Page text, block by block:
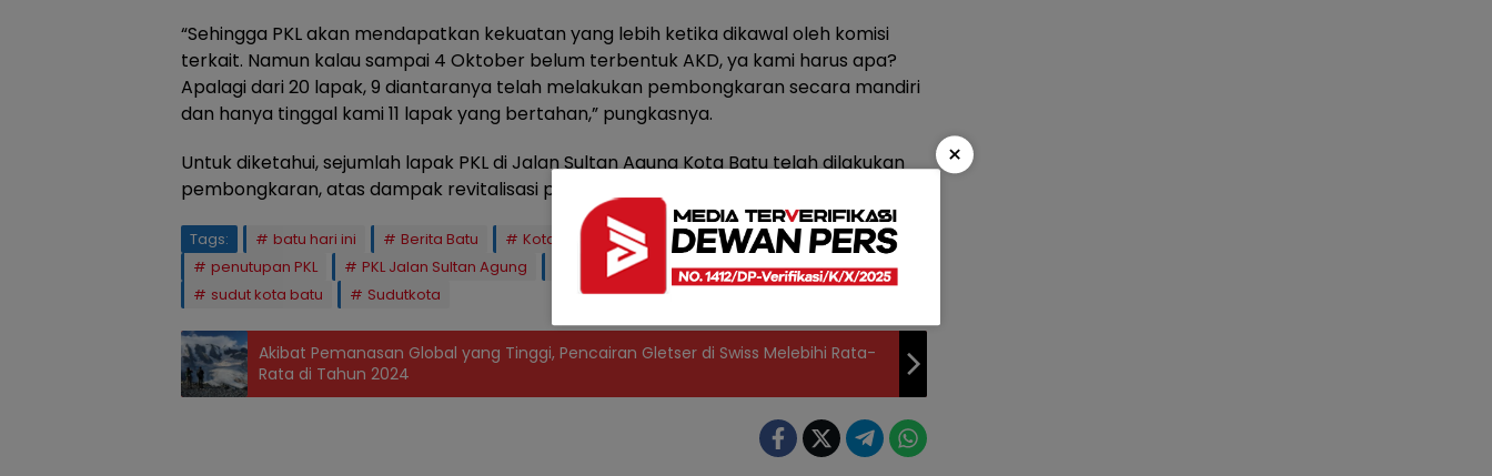
“Sehingga PKL akan mendapatkan kekuatan yang lebih ketika dikawal oleh komisi
terkait. Namun kalau sampai 4 Oktober belum terbentuk AKD, ya kami harus apa?
Apalagi dari 20 lapak, 9 diantaranya telah melakukan pembongkaran secara mandiri
dan hanya tinggal kami 11 lapak yang bertahan,” pungkasnya.
Untuk diketahui, sejumlah lapak PKL di Jalan Sultan Agung Kota Batu telah dilakukan
pembongkaran, atas dampak revitalisasi pedestrian di kota itu.
Tags: batu hari ini Berita Batu Kota Batu
pembongkaran PKL
penutupan PKL
PKL Jalan Sultan Agung PKL Kota Batu
Revitalisasi pedestrian
sudut kota batu
Sudutkota
Akibat Pemanasan Global yang Tinggi, Pencairan Gletser di Swiss Melebihi Rata-
Rata di Tahun 2024
×